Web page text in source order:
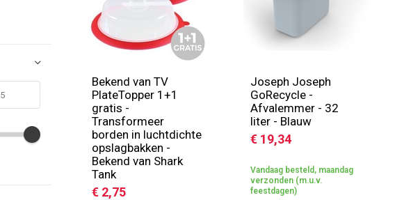
Bekend van TV
PlateTopper 1+1
gratis -
Transformeer
borden in luchtdichte
opslagbakken -
Bekend van Shark
Tank
€ 2,75
Joseph Joseph
GoRecycle -
Afvalemmer - 32
liter - Blauw
€ 19,34
Vandaag besteld, maandag
verzonden (m.u.v.
feestdagen)